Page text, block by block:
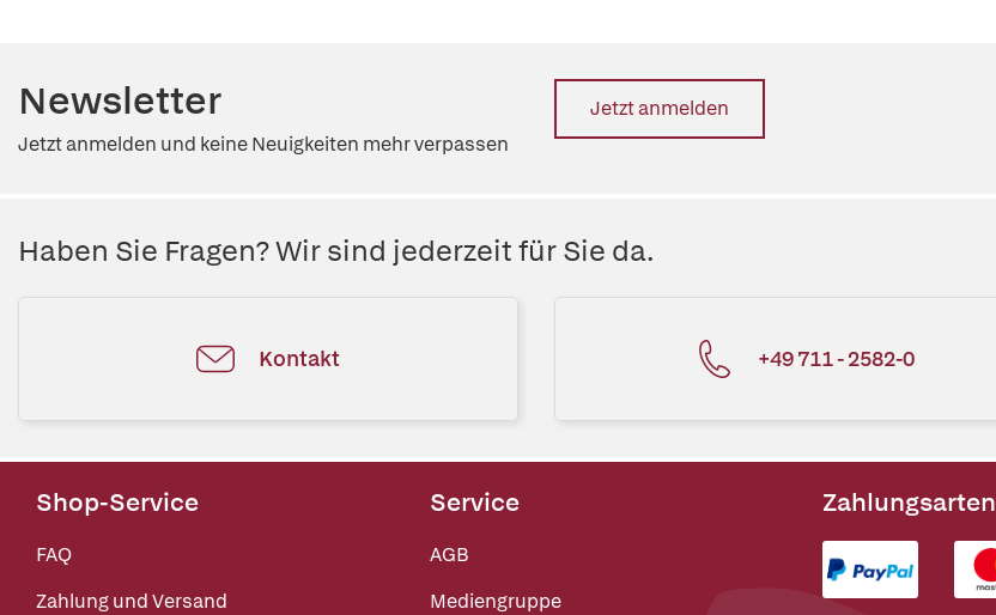
Newsletter
Jetzt anmelden und keine Neuigkeiten mehr verpassen
Jetzt anmelden
Haben Sie Fragen? Wir sind jederzeit für Sie da.
Kontakt +49 711 - 2582-0
Shop-Service
FAQ
Zahlung und Versand
Service
AGB
Mediengruppe
Zahlungsarten